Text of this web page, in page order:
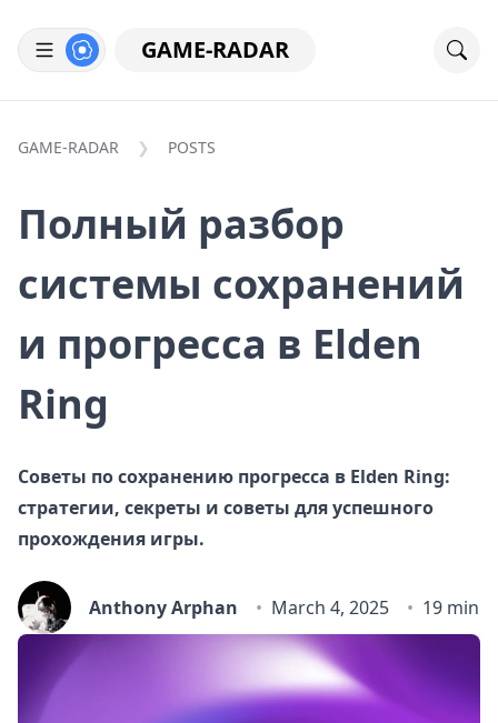
GAME-RADAR
GAME-RADAR POSTS
Полный разбор
системы сохранений
и прогресса в Elden
Ring
Советы по сохранению прогресса в Elden Ring:
стратегии, секреты и советы для успешного
прохождения игры.
Anthony Arphan March 4, 2025 19 min